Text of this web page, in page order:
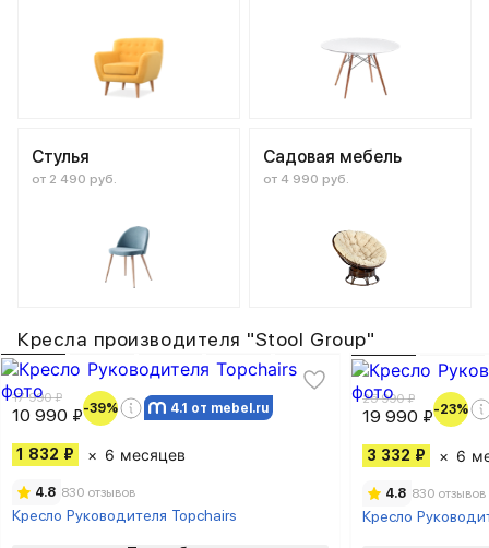
Стулья
от 2 490 руб.
Садовая мебель
от 4 990 руб.
Кресла производителя "Stool Group"
17 990 ₽
10 990 ₽-39% 4.1 от mebel.ru
1 832 ₽ 6 месяцев
Кресло Руководителя Topchairs
4.8 830 отзывов
25 990 ₽
19 990 ₽-23%
3 332 ₽ 6
Кресло
4.8 830 отзывов